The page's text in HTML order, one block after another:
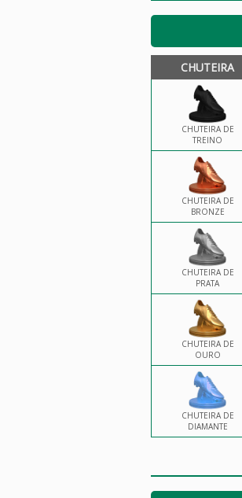
CHUTEIRA
CHUTEIRA DE
TREINO
CHUTEIRA DE
BRONZE
CHUTEIRA DE
PRATA
CHUTEIRA DE
OURO
CHUTEIRA DE
DIAMANTE